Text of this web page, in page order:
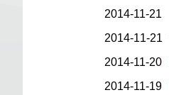
2014-11-21
2014-11-21
2014-11-20
2014-11-19